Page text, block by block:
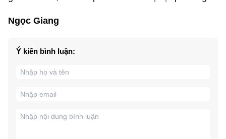
Ngọc Giang
Ý kiến bình luận: